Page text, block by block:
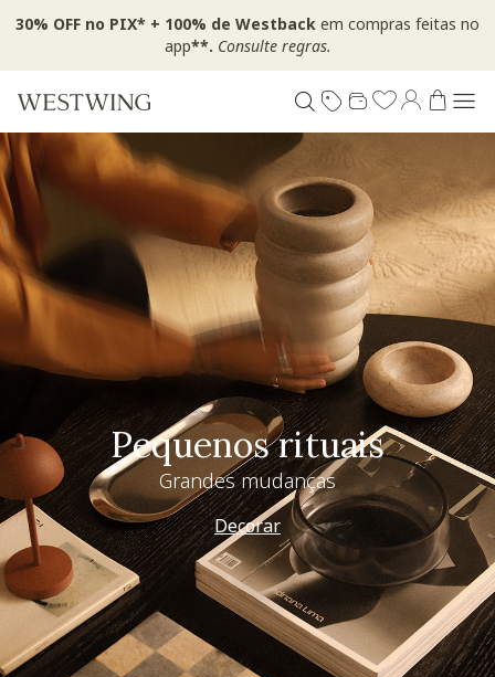
30% OFF no PIX* + 100% de Westback em compras feitas no
app**. Consulte regras.
Pequenos rituais
Grandes mudanças
Decorar